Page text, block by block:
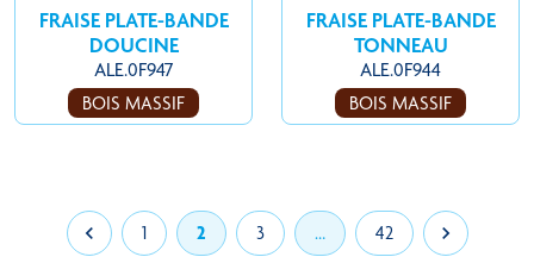
FRAISE PLATE-BANDE
DOUCINE
ALE.0F947
BOIS MASSIF
FRAISE PLATE-BANDE
TONNEAU
ALE.0F944
BOIS MASSIF
 1 2 3 … 42 